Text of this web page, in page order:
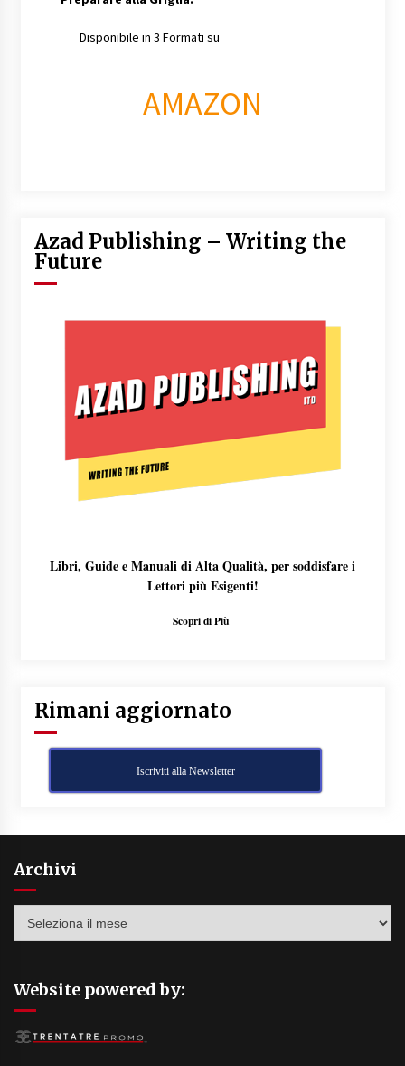
Disponibile in 3 Formati su
AMAZON
Azad Publishing – Writing the
Future
Libri, Guide e Manuali di Alta Qualità, per soddisfare i
Lettori più Esigenti!
Scopri di Più
Rimani aggiornato
Iscriviti alla Newsletter
Archivi
Website powered by: